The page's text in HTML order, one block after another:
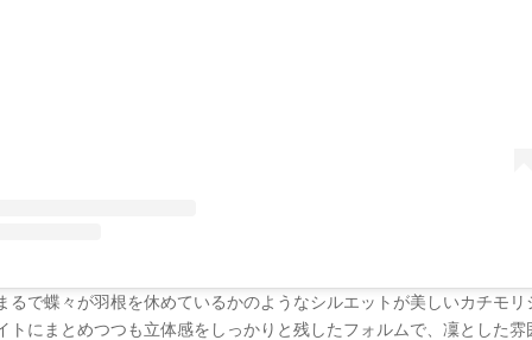
るで蝶々が羽根を休めているかのようなシルエットが美しいカチモリ
トにまとめつつも立体感をしっかりと残したフォルムで、凜とした雰